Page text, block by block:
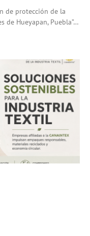
de protección de la
de Hueyapan, Puebla”…